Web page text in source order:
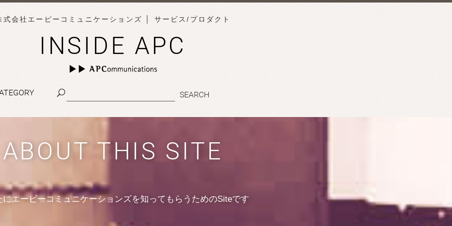
式会社エーピーコミュニケーションズ │ サービス/プロダクト
INSIDE APC
ABOUT THIS SITE
にエーピーコミュニケーションズを知ってもらうためのSiteです